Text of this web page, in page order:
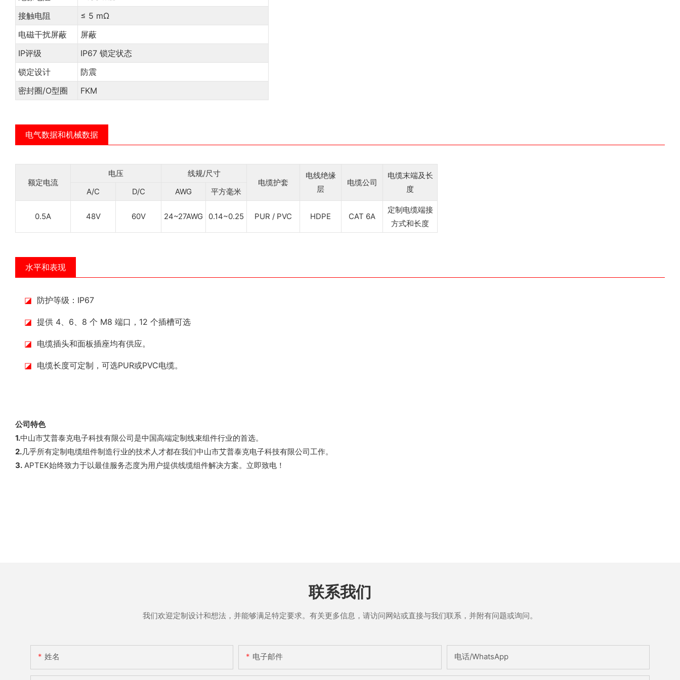
接触电阻
≤ 5 mΩ
电磁干扰屏蔽
屏蔽
IP评级
IP67 锁定状态
锁定设计
防震
密封圈/O型圈
FKM
电气数据和机械数据
额定电流
电压
线规/尺寸
电缆护套
电线绝缘
层
电缆公司
电缆末端及长
度
A/C D/C AWG 平方毫米
0.5A 48V 60V 24~27AWG 0.14~0.25 PUR / PVC HDPE CAT 6A
定制电缆端接
方式和长度
水平和表现
◪ 防护等级：IP67
◪ 提供 4、6、8 个 M8 端口，12 个插槽可选
◪ 电缆插头和面板插座均有供应。
◪ 电缆长度可定制，可选PUR或PVC电缆。
公司特色
1.中山市艾普泰克电子科技有限公司是中国高端定制线束组件行业的首选。
2.几乎所有定制电缆组件制造行业的技术人才都在我们中山市艾普泰克电子科技有限公司工作。
3. APTEK始终致力于以最佳服务态度为用户提供线缆组件解决方案。立即致电！
联系我们
我们欢迎定制设计和想法，并能够满足特定要求。有关更多信息，请访问网站或直接与我们联系，并附有问题或询问。
姓名 电子邮件 电话/WhatsApp